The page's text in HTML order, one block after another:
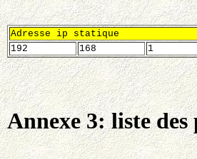
Adresse ip statique
192
168 1
Annexe 3: liste